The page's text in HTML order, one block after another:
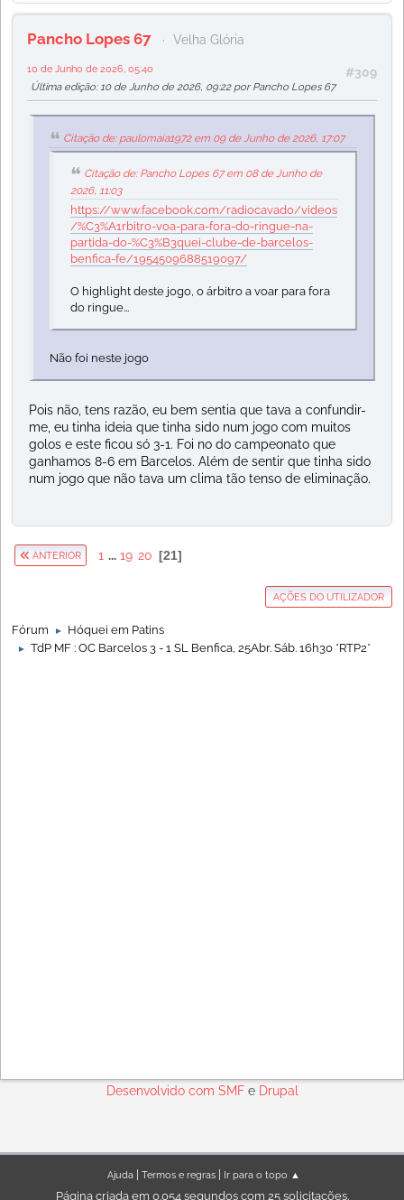
Pancho Lopes 67 Velha Glória
#309
10 de Junho de 2026, 05:40
Última edição: 10 de Junho de 2026, 09:22 por Pancho Lopes 67
Citação de: paulomaia1972 em 09 de Junho de 2026, 17:07
Citação de: Pancho Lopes 67 em 08 de Junho de
2026, 11:03
https://www.facebook.com/radiocavado/videos
/%C3%A1rbitro-voa-para-fora-do-ringue-na-
partida-do-%C3%B3quei-clube-de-barcelos-
benfica-fe/1954509688519097/
O highlight deste jogo, o árbitro a voar para fora
do ringue...
Não foi neste jogo
Pois não, tens razão, eu bem sentia que tava a confundir-
me, eu tinha ideia que tinha sido num jogo com muitos
golos e este ficou só 3-1. Foi no do campeonato que
ganhamos 8-6 em Barcelos. Além de sentir que tinha sido
num jogo que não tava um clima tão tenso de eliminação.
ANTERIOR 1 ... 19 20 21
AÇÕES DO UTILIZADOR
Fórum ► Hóquei em Patins
► TdP MF : OC Barcelos 3 - 1 SL Benfica, 25Abr. Sáb. 16h30 *RTP2*
Desenvolvido com SMFe Drupal
Ajuda| Termos e regras| Ir para o topo ▲
Página criada em 0.054 segundos com 25 solicitações.